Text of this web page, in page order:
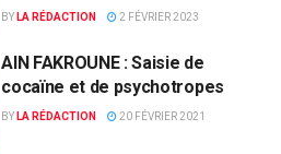
BY LA RÉDACTION 2 FÉVRIER 2023
AIN FAKROUNE : Saisie de
cocaïne et de psychotropes
BY LA RÉDACTION 20 FÉVRIER 2021